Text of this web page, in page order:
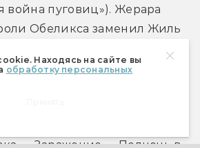
Находясь на сайте вы
обработку персональных
война пуговиц»). Жерара
Обеликса заменил Жиль
Депардье
кандидатура Лелуша
«Заражение», «Полночь в